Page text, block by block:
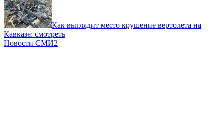
Как выглядит место крушение вертолета на
Кавказе: смотреть
Новости СМИ2